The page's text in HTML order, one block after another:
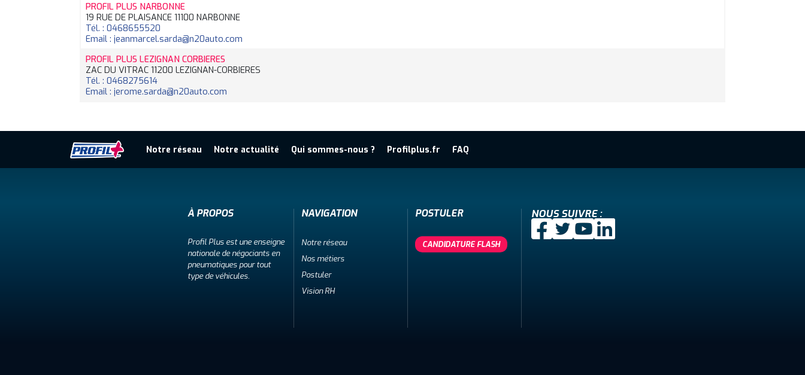
PROFIL PLUS NARBONNE
19 RUE DE PLAISANCE 11100 NARBONNE
Tél. : 0468655520
Email : jeanmarcel.sarda@n20auto.com
PROFIL PLUS LEZIGNAN CORBIERES
ZAC DU VITRAC 11200 LEZIGNAN-CORBIERES
Tél. : 0468275614
Email : jerome.sarda@n20auto.com
Notre réseau Notre actualité Qui sommes-nous ? Profilplus.fr FAQ
À PROPOS
Profil Plus est une enseigne
nationale de négociants en
pneumatiques pour tout
type de véhicules.
NAVIGATION
Notre réseau
Nos métiers
Postuler
Vision RH
POSTULER
CANDIDATURE FLASH
NOUS SUIVRE :